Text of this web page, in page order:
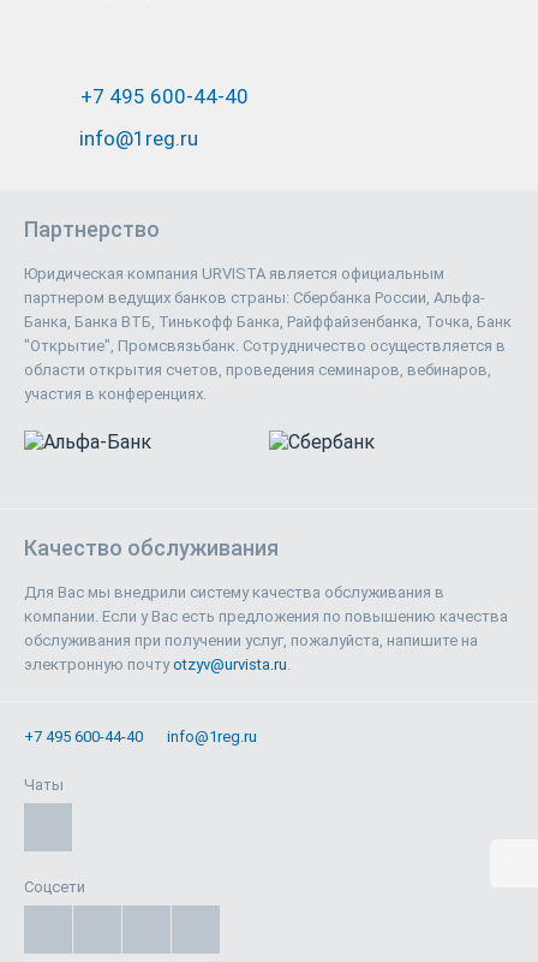
+7 495 600-44-40
info@1reg.ru
Партнерство
Юридическая компания URVISTA является официальным
партнером ведущих банков страны: Сбербанка России, Альфа-
Банка, Банка ВТБ, Тинькофф Банка, Райффайзенбанка, Точка, Банк
"Открытие", Промсвязьбанк. Сотрудничество осуществляется в
области открытия счетов, проведения семинаров, вебинаров,
участия в конференциях.
Качество обслуживания
Для Вас мы внедрили систему качества обслуживания в
компании. Если у Вас есть предложения по повышению качества
обслуживания при получении услуг, пожалуйста, напишите на
электронную почтуotzyv@urvista.ru.
+7 495 600-44-40 info@1reg.ru
Чаты
Соцсети